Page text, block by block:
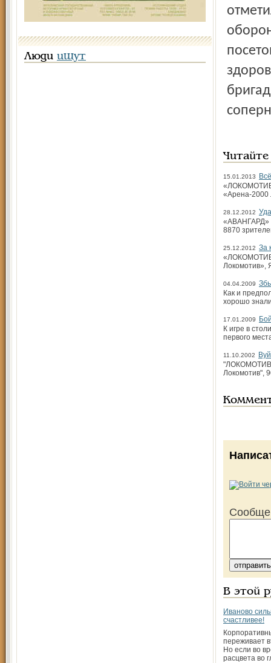
Люди ищут
15.01.2013
«Арена-2000
28.12.2012
«АВАНГАРД»
8870
25.12.2012 За
Локомотив»,
04.04.2009
Как и
хорошо
17.01.2009
К игре в
первого
11.10.2002
"ЛОКОМОТИВ"
Локомотив",
В этой
Иваново
счастливее!
переживает
Но если во
расцвета во